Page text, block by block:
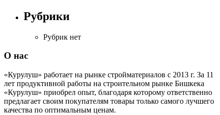
Рубрики
Рубрик нет
О нас
«Курулуш» работает на рынке стройматериалов с 2013 г. За 11
лет продуктивной работы на строительном рынке Бишкека
«Курулуш» приобрел опыт, благодаря которому ответственно
предлагает своим покупателям товары только самого лучшего
качества по оптимальным ценам.